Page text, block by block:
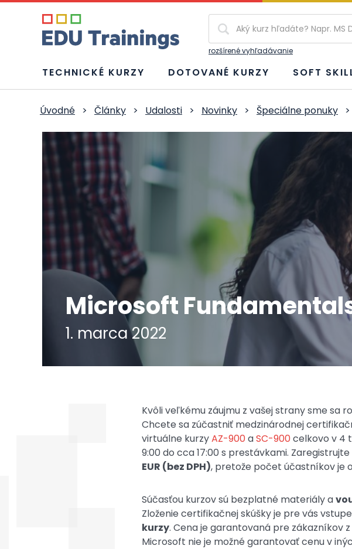
rozšírené vyhľadávanie
TECHNICKÉ KURZY DOTOVANÉ KURZY SOFT
Úvodné > Články > Udalosti > Novinky > Špeciálne ponuky >
Microsoft
1. marca 2022
Kvôli veľkému záujmu z vašej strany sme sa
Chcete sa zúčastniť medzinárodnej
virtuálne kurzyAZ-900aSC-900celkovo v 4
9:00 do cca 17:00 s prestávkami.
EUR (bez DPH), pretože počet účastníkov je
Súčasťou kurzov sú bezplatné materiály a
Zloženie certifikačnej skúšky je pre vás
kurzy. Cena je garantovaná pre zákazníkov
Microsoft nie je možné garantovať cenu v